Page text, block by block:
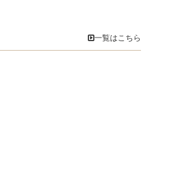
一覧はこちら